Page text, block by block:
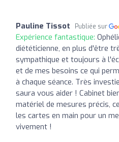
Pauline Tissot Publiée sur
Expérience fantastique:
diététicienne, en plus d'être
sympathique et toujours à
et de mes besoins ce qui
à chaque séance. Très
saura vous aider ! Cabinet
matériel de mesures précis,
les cartes en main pour un
vivement !